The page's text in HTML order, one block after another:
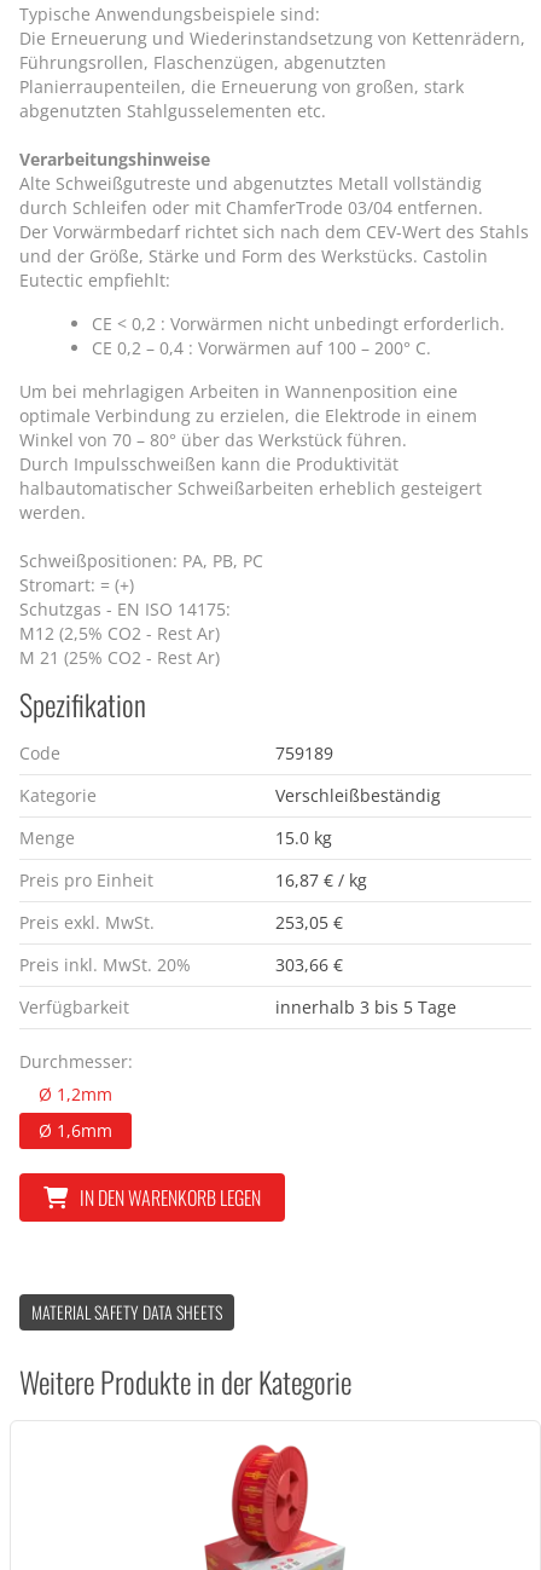
Typische Anwendungsbeispiele sind:
Die Erneuerung und Wiederinstandsetzung von Kettenrädern,
Führungsrollen, Flaschenzügen, abgenutzten
Planierraupenteilen, die Erneuerung von großen, stark
abgenutzten Stahlgusselementen etc.
Verarbeitungshinweise
Alte Schweißgutreste und abgenutztes Metall vollständig
durch Schleifen oder mit ChamferTrode 03/04 entfernen.
Der Vorwärmbedarf richtet sich nach dem CEV-Wert des Stahls
und der Größe, Stärke und Form des Werkstücks. Castolin
Eutectic empfiehlt:
CE < 0,2 : Vorwärmen nicht unbedingt erforderlich.
CE 0,2 – 0,4 : Vorwärmen auf 100 – 200° C.
Um bei mehrlagigen Arbeiten in Wannenposition eine
optimale Verbindung zu erzielen, die Elektrode in einem
Winkel von 70 – 80° über das Werkstück führen.
Durch Impulsschweißen kann die Produktivität
halbautomatischer Schweißarbeiten erheblich gesteigert
werden.
Schweißpositionen: PA, PB, PC
Stromart: = (+)
Schutzgas - EN ISO 14175:
M12 (2,5% CO2 - Rest Ar)
M 21 (25% CO2 - Rest Ar)
Spezifikation
Code
759189
Kategorie
Verschleißbeständig
Menge
15.0 kg
Preis pro Einheit
16,87 € / kg
Preis exkl. MwSt.
253,05 €
Preis inkl. MwSt. 20%
303,66 €
Verfügbarkeit
innerhalb 3 bis 5 Tage
Durchmesser:
Ø 1,2mm
Ø 1,6mm
IN DEN WARENKORB LEGEN
MATERIAL SAFETY DATA SHEETS
Weitere Produkte in der Kategorie